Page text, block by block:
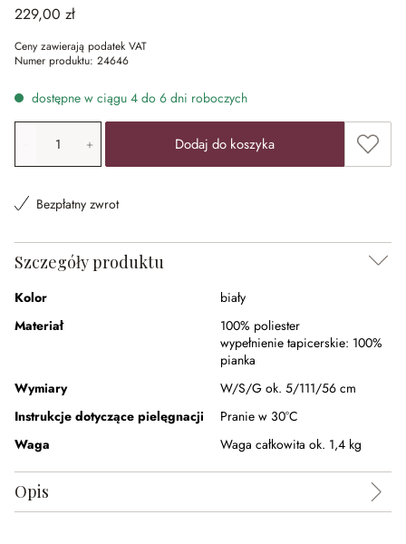
229,00 zł
Ceny zawierają podatek VAT
Numer produktu: 24646
dostępne w ciągu 4 do 6 dni roboczych
Ilość produktu: Wprowadź żądaną wartość lub użyj
Dodaj do koszyka Dodaj
Bezpłatny zwrot
Szczegóły produktu
Kolor
biały
Materiał
100% poliester
wypełnienie tapicerskie: 100%
pianka
Wymiary
W/S/G ok. 5/111/56 cm
Instrukcje dotyczące pielęgnacji
Pranie w 30°C
Waga
Waga całkowita ok. 1,4 kg
Opis